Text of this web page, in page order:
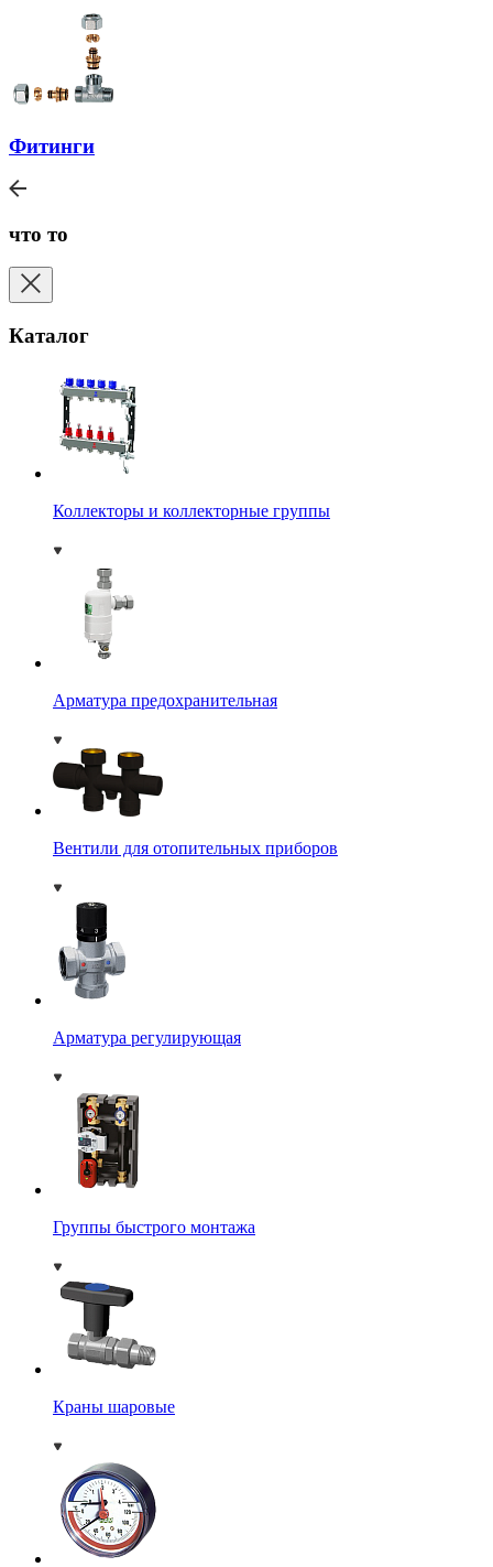
Фитинги
что то
Каталог
Коллекторы и коллекторные группы
Арматура предохранительная
Вентили для отопительных приборов
Арматура регулирующая
Группы быстрого монтажа
Краны шаровые